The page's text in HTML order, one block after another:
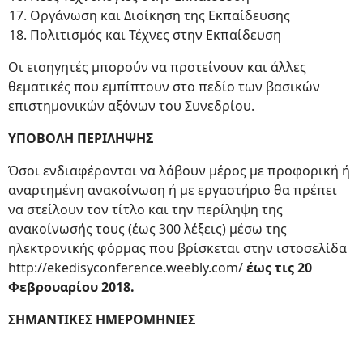
Οργάνωση και Διοίκηση της Εκπαίδευσης
Πολιτισμός και Τέχνες στην Εκπαίδευση
Οι εισηγητές μπορούν να προτείνουν και άλλες
θεματικές που εμπίπτουν στο πεδίο των βασικών
επιστημονικών αξόνων του Συνεδρίου.
ΥΠΟΒΟΛΗ ΠΕΡΙΛΗΨΗΣ
Όσοι ενδιαφέρονται να λάβουν μέρος με προφορική ή
αναρτημένη ανακοίνωση ή με εργαστήριο θα πρέπει
να στείλουν τον τίτλο και την περίληψη της
ανακοίνωσής τους (έως 300 λέξεις) μέσω της
ηλεκτρονικής φόρμας που βρίσκεται στην ιστοσελίδα
http://ekedisyconference.weebly.com/έως τις 20
Φεβρουαρίου 2018.
ΣΗΜΑΝΤΙΚΕΣ ΗΜΕΡΟΜΗΝΙΕΣ